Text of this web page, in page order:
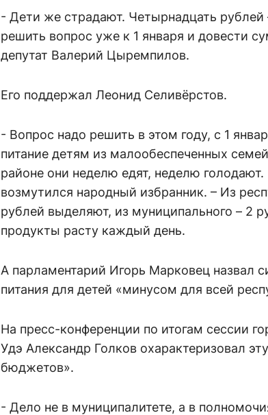
- Дети же страдают. Четырнадцать
решить вопрос уже к 1 января и довести
депутат Валерий Цыремпилов.
Его поддержал Леонид Селивёрстов.
- Вопрос надо решить в этом году, с 1
питание детям из малообеспеченных
районе они неделю едят, неделю голодают.
возмутился народный избранник. – Из
рублей выделяют, из муниципального – 2
продукты расту каждый день.
А парламентарий Игорь Марковец назвал
питания для детей «минусом для всей
На пресс-конференции по итогам сессии
Удэ Александр Голков охарактеризовал
бюджетов».
- Дело не в муниципалитете, а в